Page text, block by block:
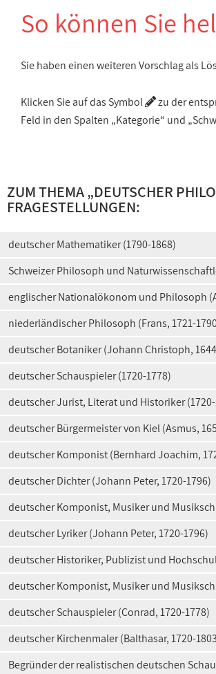
So können Sie
Sie haben einen weiteren Vorschlag als
Klicken Sie auf das Symbol
zu der
Feld in den Spalten „Kategorie“ und
ZUM THEMA „DEUTSCHER
FRAGESTELLUNGEN:
deutscher Mathematiker (1790-1868)
Schweizer Philosoph und
englischer Nationalökonom und Philosoph
niederländischer Philosoph (Frans, 1721-
deutscher Botaniker (Johann Christoph,
deutscher Schauspieler (1720-1778)
deutscher Jurist, Literat und Historiker
deutscher Bürgermeister von Kiel (Asmus,
deutscher Komponist (Bernhard Joachim,
deutscher Dichter (Johann Peter, 1720-1796)
deutscher Komponist, Musiker und
deutscher Lyriker (Johann Peter, 1720-1796)
deutscher Historiker, Publizist und
deutscher Komponist, Musiker und
deutscher Schauspieler (Conrad, 1720-1778)
deutscher Kirchenmaler (Balthasar, 1720-
Begründer der realistischen deutschen